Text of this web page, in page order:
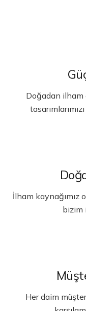
Doğadan ilham
İlham kaynağımız
bizim
Her daim